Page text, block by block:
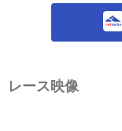
レース映像